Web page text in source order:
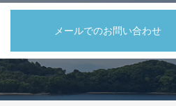
メールでのお問い合わせ